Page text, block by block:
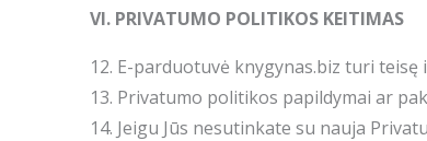
VI. PRIVATUMO POLITIKOS KEITIMAS
12. E-parduotuvė knygynas.biz turi
13. Privatumo politikos papildymai ar
14. Jeigu Jūs nesutinkate su nauja